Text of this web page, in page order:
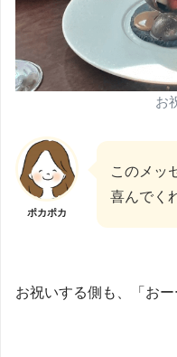
お
ポカポカ
このメッ
喜んでく
お祝いする側も、「お